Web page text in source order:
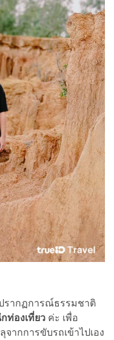
รากฏการณ์ธรรมชาติ
ท่องเที่ยว ค่ะ เพื่อ
ากการขับรถเข้าไปเอง